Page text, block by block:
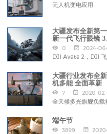
无人机变电应用
大疆发布全新第
新一代飞行眼镜
0 2024-
DJI Avata 2，DJI
大疆行业发布全
机多能 全面革新
7 2020-
全天候多光旗舰负
端午节
3899